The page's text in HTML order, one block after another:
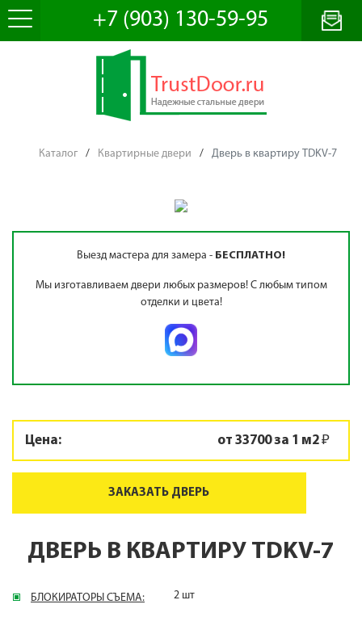
Каталог / Квартирные двери / Дверь в квартиру TDKV-7
Выезд мастера для замера - БЕСПЛАТНО!
Мы изготавливаем двери любых размеров! С любым типом
отделки и цвета!
Цена: от 33700 за 1 м2 ₽
ЗАКАЗАТЬ ДВЕРЬ
ДВЕРЬ В КВАРТИРУ TDKV-7
БЛОКИРАТОРЫ СЪЕМА: 2 шт
+7 (903) 130-59-95